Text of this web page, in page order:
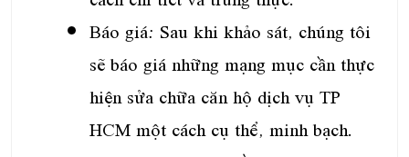
Báo giá: Sau khi khảo sát, chúng tôi
sẽ báo giá những mạng mục cần thực
hiện sửa chữa căn hộ dịch vụ TP
HCM một cách cụ thể, minh bạch.